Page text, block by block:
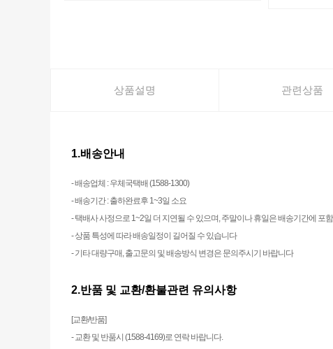
상품설명 관련상품
1.배송안내
- 배송업체 : 우체국택배 (1588-1300)
- 배송기간 : 출하완료후 1~3일 소요
- 택배사 사정으로 1~2일 더 지연될 수 있으며, 주말이나 휴일은 배송기간에 포
- 상품 특성에 따라 배송일정이 길어질 수 있습니다
- 기타 대량구매, 출고문의 및 배송방식 변경은 문의주시기 바랍니다
2.반품 및 교환/환불관련 유의사항
[교환/반품]
- 교환 및 반품시 (1588-4169)로 연락 바랍니다.